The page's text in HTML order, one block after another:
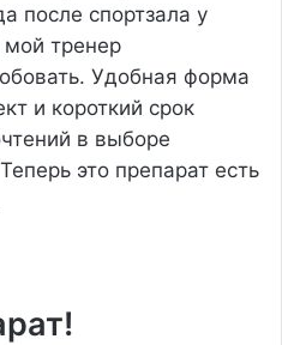
после спортзала у
тренер
Удобная форма
и короткий срок
в выборе
это препарат есть